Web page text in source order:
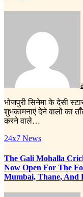
भोजपुरी सिनेमा के देसी स्टार समर सिंह के जन्मदिन के शुभ दिवस पर बधाई एवं
शुभकामनाएं देने वालों का
करने वाले…
24x7 News
The Gali Mohalla
Now Open For The
Mumbai, Thane, And